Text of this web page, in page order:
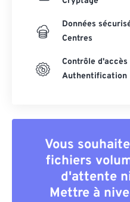
Données
Centres
Contrôle d'accès
Authentification
Vous
fichiers
d'attente
Mettre à